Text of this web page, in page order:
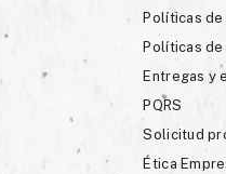
Políticas
Políticas de
Entregas y
PQRS
Solicitud
Ética